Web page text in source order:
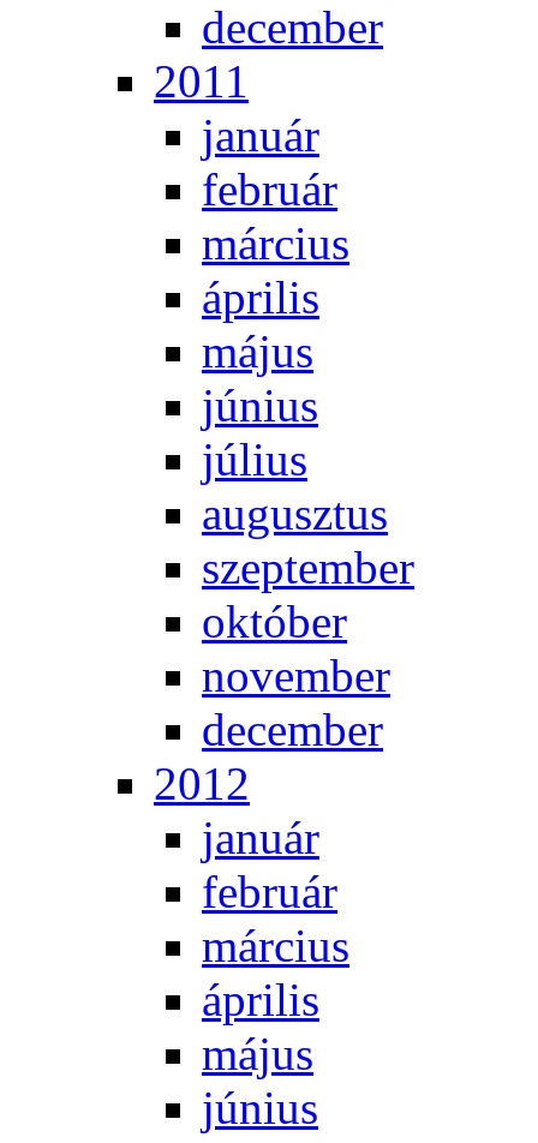
de­cem­ber
2011
ja­nu­ár
feb­ru­ár
már­ci­us
áp­ri­lis
má­jus
jú­ni­us
jú­li­us
au­gusz­tus
szep­tem­ber
ok­tó­ber
no­vem­ber
de­cem­ber
2012
ja­nu­ár
feb­ru­ár
már­ci­us
áp­ri­lis
má­jus
jú­ni­us